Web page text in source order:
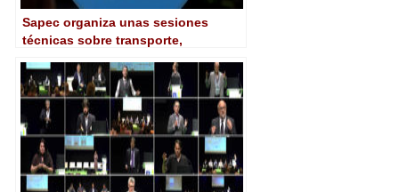
Sapec organiza unas sesiones
técnicas sobre transporte,
IP